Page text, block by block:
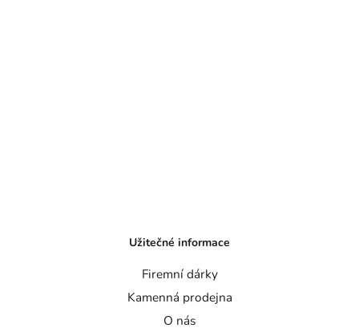
Užitečné informace
Firemní dárky
Kamenná prodejna
O nás